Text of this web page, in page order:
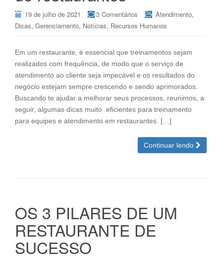
19 de julho de 2021 3 Comentários Atendimento,
Dicas, Gerenciamento, Notícias, Recursos Humanos
Em um restaurante, é essencial que treinamentos sejam
realizados com frequência, de modo que o serviço de
atendimento ao cliente seja impecável e os resultados do
negócio estejam sempre crescendo e sendo aprimorados.
Buscando te ajudar a melhorar seus processos, reunimos, a
seguir, algumas dicas muito eficientes para treinamento
para equipes e atendimento em restaurantes. […]
Continuar lendo
OS 3 PILARES DE UM
RESTAURANTE DE
SUCESSO